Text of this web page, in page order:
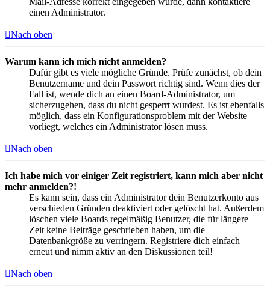
einen Administrator.
Nach oben
Warum kann ich mich nicht anmelden?
Dafür gibt es viele mögliche Gründe. Prüfe zunächst, ob dein
Benutzername und dein Passwort richtig sind. Wenn dies der
Fall ist, wende dich an einen Board-Administrator, um
sicherzugehen, dass du nicht gesperrt wurdest. Es ist ebenfalls
möglich, dass ein Konfigurationsproblem mit der Website
vorliegt, welches ein Administrator lösen muss.
Nach oben
Ich habe mich vor einiger Zeit registriert, kann mich aber nicht
mehr anmelden?!
Es kann sein, dass ein Administrator dein Benutzerkonto aus
verschieden Gründen deaktiviert oder gelöscht hat. Außerdem
löschen viele Boards regelmäßig Benutzer, die für längere
Zeit keine Beiträge geschrieben haben, um die
Datenbankgröße zu verringern. Registriere dich einfach
erneut und nimm aktiv an den Diskussionen teil!
Nach oben